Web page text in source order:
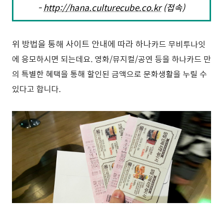
-http://hana.culturecube.co.kr(접속)
위 방법을 통해 사이트 안내에 따라 하나카드 무비투나잇
에 응모하시면 되는데요. 영화/뮤지컬/공연 등을 하나카드 만
의 특별한 혜택을 통해 할인된 금액으로 문화생활을 누릴 수
있다고 합니다.